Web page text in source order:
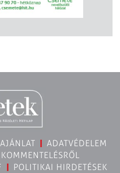
ADATVÉDELEM
POLITIKAI HIRDETÉSEK